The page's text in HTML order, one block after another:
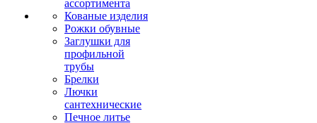
ассортимента
Кованые изделия
Рожки обувные
Заглушки для
профильной
трубы
Брелки
Лючки
сантехнические
Печное литье